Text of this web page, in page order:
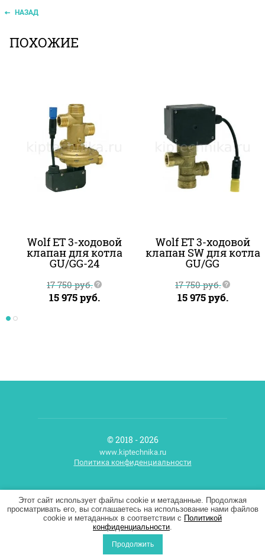
Этот сайт использует файлы cookie и метаданные. Продолжая
просматривать его, вы соглашаетесь на использование нами файлов
cookie и метаданных в соответствии с Политикой
конфиденциальности.
Продолжить
НАЗАД
ПОХОЖИЕ
Wolf ET 3-ходовой
клапан для котла
GU/GG-24
17 750руб.
15 975руб.
Wolf ET 3-ходовой
клапан SW для котла
GU/GG
17 750руб.
15 975руб.
© 2018 - 2026
www.kiptechnika.ru
Политика конфиденциальности
Мегагрупп.ру